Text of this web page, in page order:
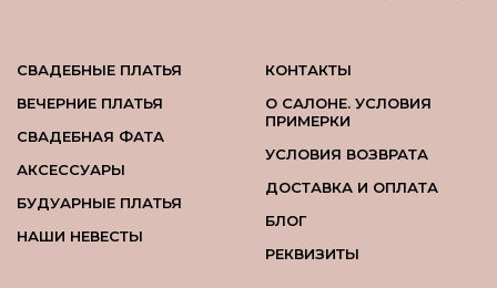
СВАДЕБНЫЕ ПЛАТЬЯ
ВЕЧЕРНИЕ ПЛАТЬЯ
СВАДЕБНАЯ ФАТА
АКСЕССУАРЫ
БУДУАРНЫЕ ПЛАТЬЯ
НАШИ НЕВЕСТЫ
КОНТАКТЫ
О САЛОНЕ. УСЛОВИЯ
ПРИМЕРКИ
УСЛОВИЯ ВОЗВРАТА
ДОСТАВКА И ОПЛАТА
БЛОГ
РЕКВИЗИТЫ